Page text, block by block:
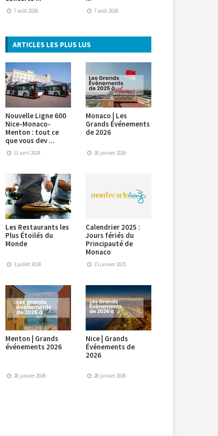
7 août 2026 7 août 2026
ARTICLES LES PLUS LUS
Nouvelle Ligne 600
Nice-Monaco-
Menton : tout ce
que vous dev ...
11 avril 2024
Monaco | Les
Grands Événements
de 2026
28 janvier 2026
Les Restaurants les
Plus Étoilés du
Monde
3 juillet 2024
Calendrier 2025 :
Jours fériés du
Principauté de
Monaco
15 janvier 2025
Menton | Grands
événements 2026
28 janvier 2026
Nice | Grands
Événements de
2026
28 janvier 2026